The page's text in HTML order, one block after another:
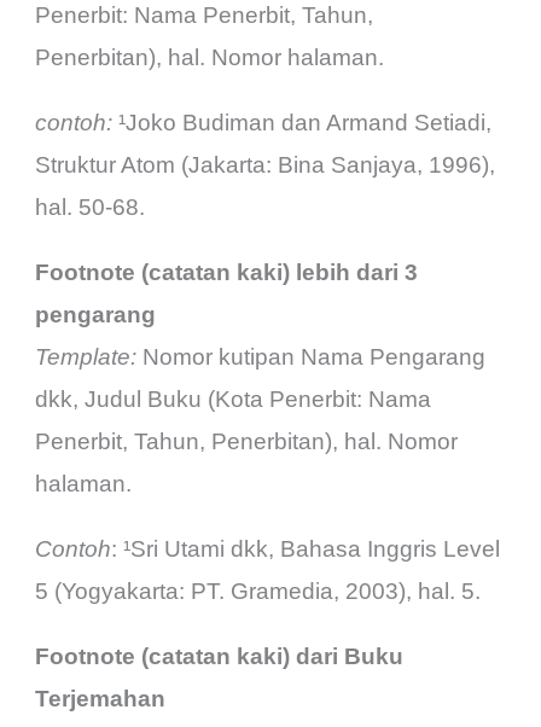
Penerbit: Nama Penerbit, Tahun,
Penerbitan), hal. Nomor halaman.
contoh: ¹Joko Budiman dan Armand Setiadi,
Struktur Atom (Jakarta: Bina Sanjaya, 1996),
hal. 50-68.
Footnote (catatan kaki) lebih dari 3
pengarang
Template: Nomor kutipan Nama Pengarang
dkk, Judul Buku (Kota Penerbit: Nama
Penerbit, Tahun, Penerbitan), hal. Nomor
halaman.
Contoh: ¹Sri Utami dkk, Bahasa Inggris Level
5 (Yogyakarta: PT. Gramedia, 2003), hal. 5.
Footnote (catatan kaki) dari Buku
Terjemahan